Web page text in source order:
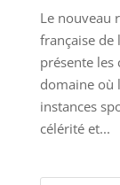
Le nouveau
française de
présente les
domaine où
instances
célérité et...